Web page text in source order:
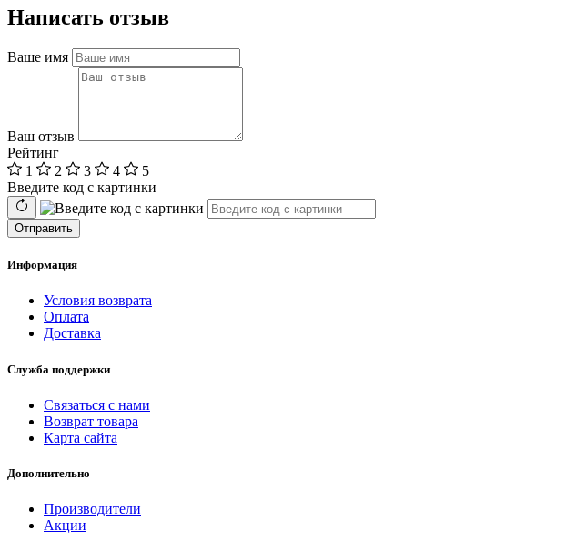
Написать отзыв
Ваше имя
Ваш отзыв
Рейтинг
1
2 3 4
5
Введите код с картинки
Отправить
Информация
Условия возврата
Оплата
Доставка
Служба поддержки
Связаться с нами
Возврат товара
Карта сайта
Дополнительно
Производители
Акции